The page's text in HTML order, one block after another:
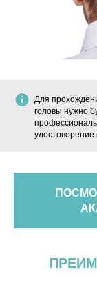
Для
головы нужно